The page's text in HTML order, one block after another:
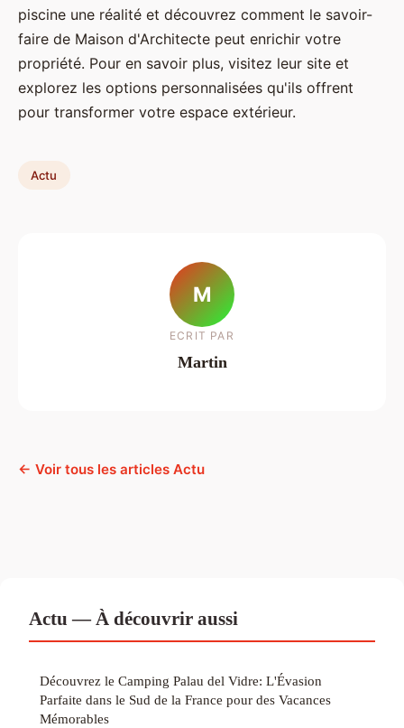
piscine une réalité et découvrez comment le savoir-
faire de Maison d'Architecte peut enrichir votre
propriété. Pour en savoir plus, visitez leur site et
explorez les options personnalisées qu'ils offrent
pour transformer votre espace extérieur.
Actu
M
ECRIT PAR
Martin
← Voir tous les articles Actu
Actu — À découvrir aussi
Découvrez le Camping Palau del Vidre: L'Évasion
Parfaite dans le Sud de la France pour des Vacances
Mémorables